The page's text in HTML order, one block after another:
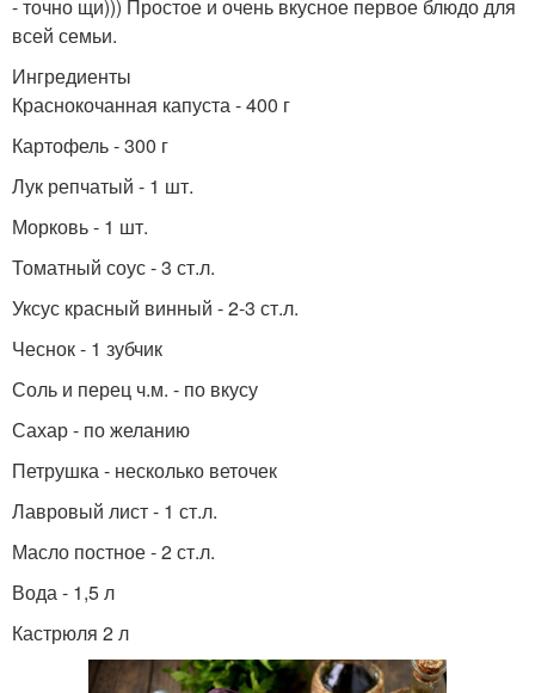
- точно щи))) Простое и очень вкусное первое блюдо для
всей семьи.
Ингредиенты
Краснокочанная капуста - 400 г
Картофель - 300 г
Лук репчатый - 1 шт.
Морковь - 1 шт.
Томатный соус - 3 ст.л.
Уксус красный винный - 2-3 ст.л.
Чеснок - 1 зубчик
Соль и перец ч.м. - по вкусу
Сахар - по желанию
Петрушка - несколько веточек
Лавровый лист - 1 ст.л.
Масло постное - 2 ст.л.
Вода - 1,5 л
Кастрюля 2 л